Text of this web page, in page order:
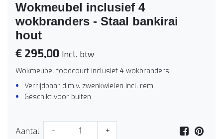
Wokmeubel inclusief 4
wokbranders - Staal bankirai
hout
€ 295,00 Incl. btw
Wokmeubel foodcourt inclusief 4 wokbranders
Verrijdbaar d.m.v. zwenkwielen incl. rem
Geschikt voor buiten
Aantal - +